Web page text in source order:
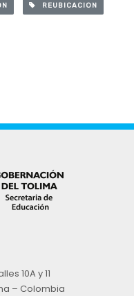
REUBICACION
10A y 11
– Colombia